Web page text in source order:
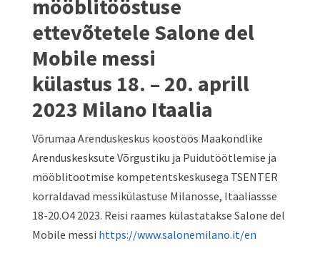
mööblitööstuse
ettevõtetele Salone del
Mobile messi
külastus 18. – 20. aprill
2023 Milano Itaalia
Võrumaa Arenduskeskus koostöös Maakondlike
Arenduskesksute Võrgustiku ja Puidutöötlemise ja
mööblitootmise kompetentskeskusega TSENTER
korraldavad messikülastuse Milanosse, Itaaliassse
18-20.O4 2023. Reisi raames külastatakse Salone del
Mobile messi https://www.salonemilano.it/en